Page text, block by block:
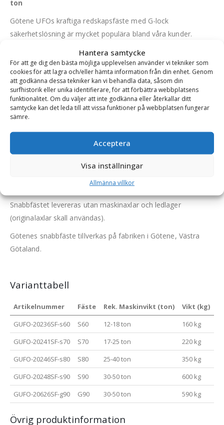
Hantera samtycke
För att ge dig den bästa möjliga upplevelsen använder vi tekniker som
cookies för att lagra och/eller hämta information från din enhet. Genom
att godkänna dessa tekniker kan vi behandla data, såsom din
surfhistorik eller unika identifierare, för att förbättra webbplatsens
funktionalitet. Om du väljer att inte godkänna eller återkallar ditt
samtycke kan det leda till att vissa funktioner på webbplatsen fungerar
sämre.
Acceptera
Visa inställningar
Allmänna villkor
ton
Götene UFOs kraftiga redskapsfäste med G-lock
säkerhetslösning är mycket populära bland våra kunder.
grävegenskaper.
Snabbfästet är producerad i den bästa möjliga plåtkvaliteten
och hålen i gavlarna borras efter att passformen är justerad
efter bärmaskinen.
Snabbfästet är utrustad med en mekanisk/hydraulisk
säkerhetslösning, G-lock, för tillkoppling av redskap som gör
att det aldrig går att köra ut låskilen om inte maskinfästet är i
rätt läge. Det går därmed aldrig att låsa maskinfästet i någon
Snabbfästet levereras utan maskinaxlar och ledlager
(originalaxlar skall användas).
Götenes snabbfäste tillverkas på fabriken i Götene, Västra
Götaland.
Varianttabell
Artikelnummer Fäste Rek. Maskinvikt (ton)
Vikt (kg)
GUFO-20236SF-s60
S60 12-18 ton
160 kg
GUFO-20241SF-s70
S70 17-25 ton
220 kg
GUFO-20246SF-s80
S80 25-40 ton
350 kg
GUFO-20248SF-s90
S90 30-50 ton
600 kg
GUFO-20626SF-g90
G90 30-50 ton 590 kg
Övrig produktinformation